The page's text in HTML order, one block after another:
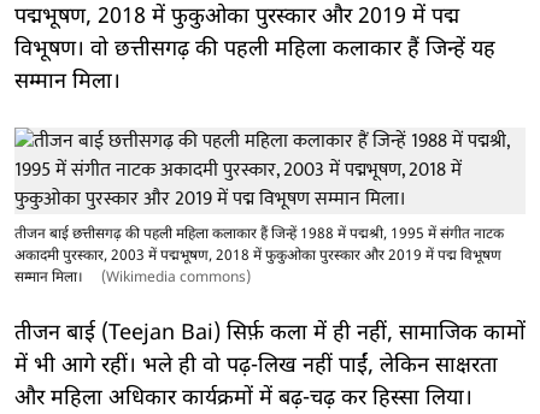
पद्मभूषण, 2018 में फुकुओका पुरस्कार और 2019 में पद्म
विभूषण। वो छत्तीसगढ़ की पहली महिला कलाकार हैं जिन्हें यह
सम्मान मिला।
तीजन बाई छत्तीसगढ़ की पहली महिला कलाकार हैं जिन्हें 1988 में पद्मश्री, 1995 में संगीत नाटक
अकादमी पुरस्कार, 2003 में पद्मभूषण, 2018 में फुकुओका पुरस्कार और 2019 में पद्म विभूषण
सम्मान मिला।
(Wikimedia commons)
तीजन बाई (Teejan Bai) सिर्फ़ कला में ही नहीं, सामाजिक कामों
में भी आगे रहीं। भले ही वो पढ़-लिख नहीं पाईं, लेकिन साक्षरता
और महिला अधिकार कार्यक्रमों में बढ़-चढ़ कर हिस्सा लिया।